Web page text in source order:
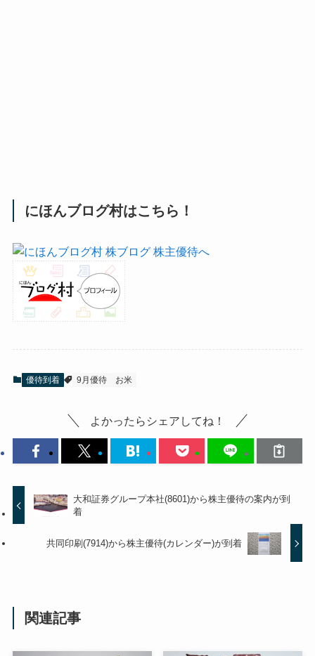
にほんブログ村はこちら！
優待到着 9月優待 お米
よかったらシェアしてね！
大和証券グループ本社(8601)から株主優待の案内が到
着
共同印刷(7914)から株主優待(カレンダー)が到着
関連記事